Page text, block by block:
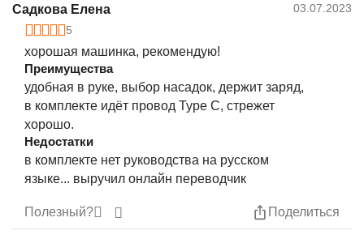
Садкова Елена
03.07.2023
5
хорошая машинка, рекомендую!
Преимущества
удобная в руке, выбор насадок, держит заряд,
в комплекте идёт провод Type C, стрежет
хорошо.
Недостатки
в комплекте нет руководства на русском
языке... выручил онлайн переводчик
Полезный? Поделиться